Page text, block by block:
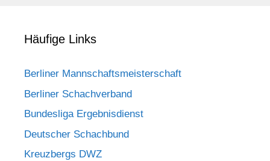
Häufige Links
Berliner Mannschaftsmeisterschaft
Berliner Schachverband
Bundesliga Ergebnisdienst
Deutscher Schachbund
Kreuzbergs DWZ